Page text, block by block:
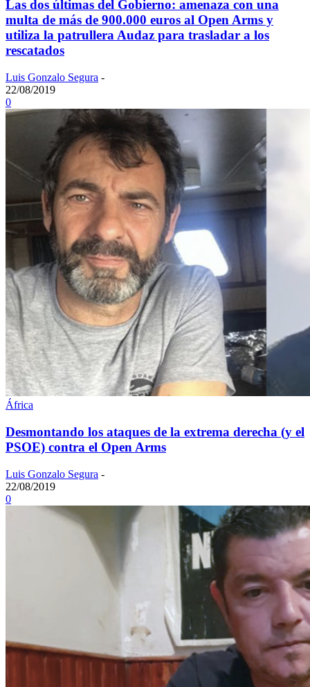
Las dos últimas del Gobierno: amenaza con una
multa de más de 900.000 euros al Open Arms y
utiliza la patrullera Audaz para trasladar a los
rescatados
Luis Gonzalo Segura -
22/08/2019
0
África
Desmontando los ataques de la extrema derecha (y el
PSOE) contra el Open Arms
Luis Gonzalo Segura -
22/08/2019
0